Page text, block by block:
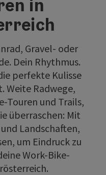
in
Gravel- oder
Dein Rhythmus.
perfekte Kulisse
Weite Radwege,
Touren und Trails,
überraschen: Mit
Landschaften,
um Eindruck zu
Work-Bike-